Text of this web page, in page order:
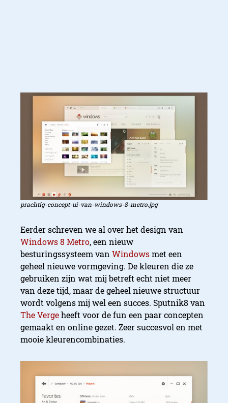
prachtig-concept-ui-van-windows-8-metro.jpg
Eerder schreven we al over het design van
Windows 8 Metro, een nieuw
besturingssysteem van Windowsmet een
geheel nieuwe vormgeving. De kleuren die ze
gebruiken zijn wat mij betreft echt niet meer
van deze tijd, maar de geheel nieuwe structuur
wordt volgens mij wel een succes. Sputnik8 van
The Vergeheeft voor de fun een paar concepten
gemaakt en online gezet. Zeer succesvol en met
mooie kleurencombinaties.